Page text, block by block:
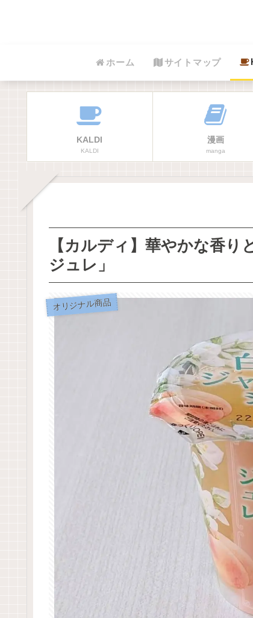
ホーム サイトマップ
KALDI
KALDI
漫画
manga
【カルディ】華やかな香
ジュレ」
オリジナル商品